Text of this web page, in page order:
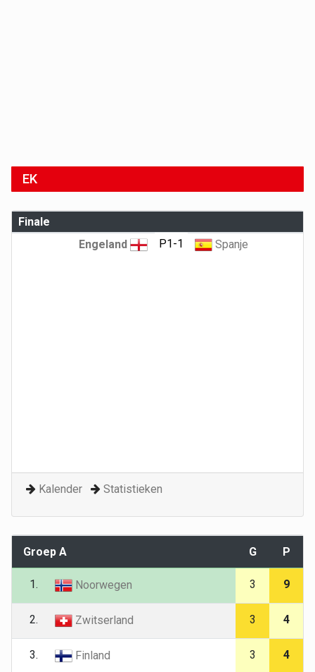
EK
Finale
Engeland
P1-1 Spanje
Kalender Statistieken
Groep A G P
1. Noorwegen 3 9
2. Zwitserland 3 4
3. Finland 3 4